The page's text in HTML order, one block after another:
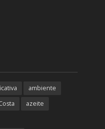
ambiente
azeite